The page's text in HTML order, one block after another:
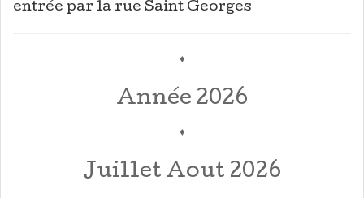
entrée par la rue Saint Georges
♦
Année 2026
♦
Juillet Aout 2026